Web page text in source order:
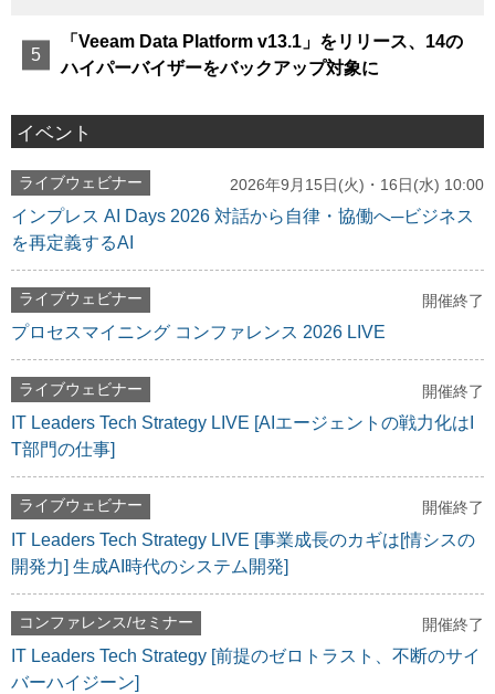
「Veeam Data Platform v13.1」をリリース、14の
ハイパーバイザーをバックアップ対象に
イベント
ライブウェビナー 2026年9月15日(火)・16日(水) 10:00
インプレス AI Days 2026 対話から自律・協働へ─ビジネス
を再定義するAI
ライブウェビナー 開催終了
プロセスマイニング コンファレンス 2026 LIVE
ライブウェビナー 開催終了
IT Leaders Tech Strategy LIVE [AIエージェントの戦力化はI
T部門の仕事]
ライブウェビナー 開催終了
IT Leaders Tech Strategy LIVE [事業成長のカギは[情シスの
開発力] 生成AI時代のシステム開発]
コンファレンス/セミナー 開催終了
IT Leaders Tech Strategy [前提のゼロトラスト、不断のサイ
バーハイジーン]